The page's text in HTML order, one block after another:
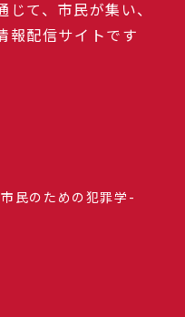
て、市民が集い、
報配信サイトです
民のための犯罪学-